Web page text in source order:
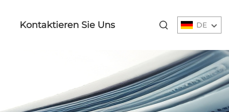
Kontaktieren Sie Uns DE